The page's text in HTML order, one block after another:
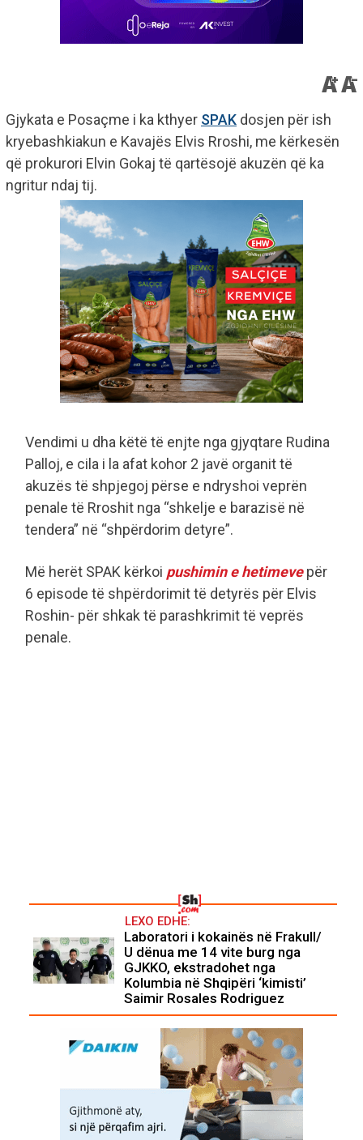
Gjykata e Posaçme i ka kthyer SPAK dosjen për ish
kryebashkiakun e Kavajës Elvis Rroshi, me kërkesën
që prokurori Elvin Gokaj të qartësojë akuzën që ka
ngritur ndaj tij.
Vendimi u dha këtë të enjte nga gjyqtare Rudina
Palloj, e cila i la afat kohor 2 javë organit të
akuzës të shpjegoj përse e ndryshoi veprën
penale të Rroshit nga “shkelje e barazisë në
tendera” në “shpërdorim detyre”.
Më herët SPAK kërkoi pushimin e hetimevepër
6 episode të shpërdorimit të detyrës për Elvis
Roshin- për shkak të parashkrimit të veprës
penale.
LEXO EDHE:
Laboratori i kokainës në Frakull/
U dënua me 14 vite burg nga
GJKKO, ekstradohet nga
Kolumbia në Shqipëri ‘kimisti’
Saimir Rosales Rodriguez